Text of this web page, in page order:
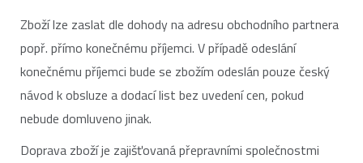
Zboží lze zaslat dle dohody na adresu obchodního partnera
popř. přímo konečnému příjemci. V případě odeslání
konečnému příjemci bude se zbožím odeslán pouze český
návod k obsluze a dodací list bez uvedení cen, pokud
nebude domluveno jinak.
Doprava zboží je zajišťovaná přepravními společnostmi